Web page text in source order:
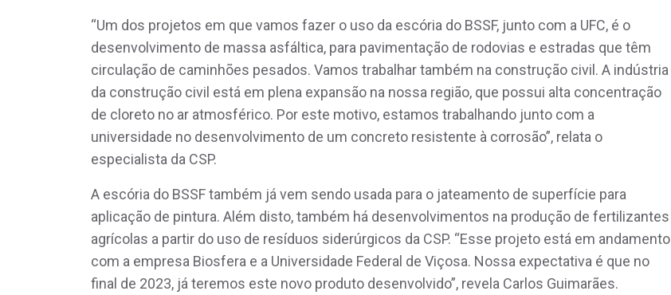
“Um dos projetos em que vamos fazer o uso da escória do BSSF, junto com a UFC, é o
desenvolvimento de massa asfáltica, para pavimentação de rodovias e estradas que têm
circulação de caminhões pesados. Vamos trabalhar também na construção civil. A indústria
da construção civil está em plena expansão na nossa região, que possui alta concentração
de cloreto no ar atmosférico. Por este motivo, estamos trabalhando junto com a
universidade no desenvolvimento de um concreto resistente à corrosão”, relata o
especialista da CSP.
A escória do BSSF também já vem sendo usada para o jateamento de superfície para
aplicação de pintura. Além disto, também há desenvolvimentos na produção de fertilizantes
agrícolas a partir do uso de resíduos siderúrgicos da CSP. “Esse projeto está em andamento
com a empresa Biosfera e a Universidade Federal de Viçosa. Nossa expectativa é que no
final de 2023, já teremos este novo produto desenvolvido”, revela Carlos Guimarães.